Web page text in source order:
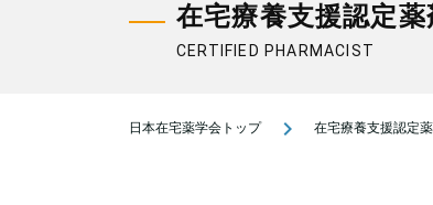
在宅療養支援認定薬
CERTIFIED PHARMACIST
日本在宅薬学会トップ navigate_next 在宅療養支援認定